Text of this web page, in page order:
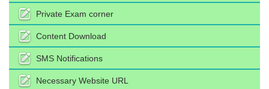
Private Exam corner
Content Download
SMS Notifications
Necessary Website URL